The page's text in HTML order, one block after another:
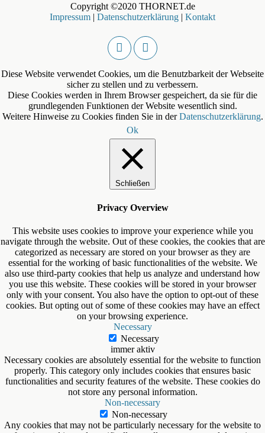
Copyright ©2020 THORNET.de
Impressum | Datenschutzerklärung | Kontakt
Diese Website verwendet Cookies, um die Benutzbarkeit der Webseite
sicher zu stellen und zu verbessern.
Diese Cookies werden in Ihrem Browser gespeichert, da sie für die
grundlegenden Funktionen der Website wesentlich sind.
Weitere Hinweise zu Cookies finden Sie in derDatenschutzerklärung.
Ok
Schließen
Privacy Overview
This website uses cookies to improve your experience while you
navigate through the website. Out of these cookies, the cookies that are
categorized as necessary are stored on your browser as they are
essential for the working of basic functionalities of the website. We
also use third-party cookies that help us analyze and understand how
you use this website. These cookies will be stored in your browser
only with your consent. You also have the option to opt-out of these
cookies. But opting out of some of these cookies may have an effect
on your browsing experience.
Necessary
Necessary
immer aktiv
Necessary cookies are absolutely essential for the website to function
properly. This category only includes cookies that ensures basic
functionalities and security features of the website. These cookies do
not store any personal information.
Non-necessary
Non-necessary
Any cookies that may not be particularly necessary for the website to